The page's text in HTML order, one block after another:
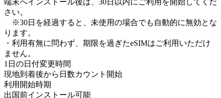
端末へインストール後は、30日以内にご利用を開始してくだ
さい。
※30日を経過すると、未使用の場合でも自動的に無効とな
ります。
・利用有無に問わず、期限を過ぎたeSIMはご利用いただけ
ません。
1日の日付変更時間
現地到着後から日数カウント開始
利用開始時期
出国前インストール可能